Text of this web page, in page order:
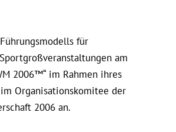
für
am
2006™“ im Rahmen ihres
Organisationskomitee der
2006 an.